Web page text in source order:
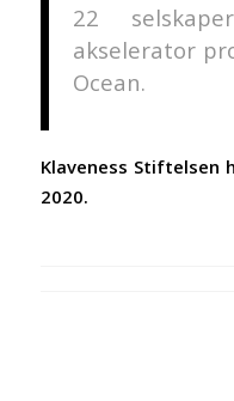
22
akselerator
Ocean.
Klaveness Stiftelsen
2020.